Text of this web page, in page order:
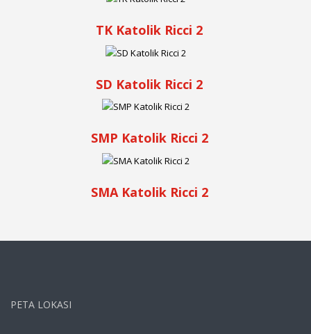
TK Katolik Ricci 2
SD Katolik Ricci 2
SMP Katolik Ricci 2
SMA Katolik Ricci 2
PETA LOKASI